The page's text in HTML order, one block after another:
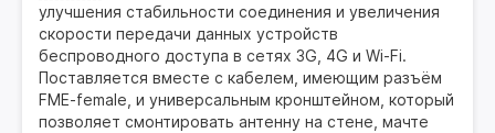
улучшения стабильности соединения и увеличения
скорости передачи данных устройств
беспроводного доступа в сетях 3G, 4G и Wi-Fi.
Поставляется вместе с кабелем, имеющим разъём
FME-female, и универсальным кронштейном, который
позволяет смонтировать антенну на стене, мачте